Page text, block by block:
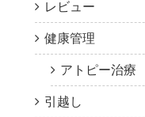
レビュー
健康管理
アトピー治療
引越し